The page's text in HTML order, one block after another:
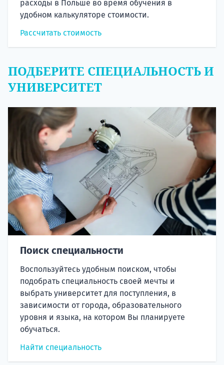
расходы в Польше во время обучения в
удобном калькуляторе стоимости.
Рассчитать стоимость
ПОДБЕРИТЕ СПЕЦИАЛЬНОСТЬ И
УНИВЕРСИТЕТ
Поиск специальности
Воспользуйтесь удобным поиском, чтобы
подобрать специальность своей мечты и
выбрать университет для поступления, в
зависимости от города, образовательного
уровня и языка, на котором Вы планируете
обучаться.
Найти специальность